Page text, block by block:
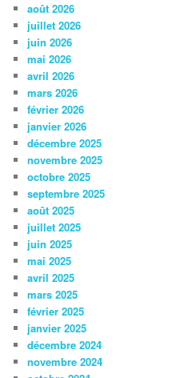
août 2026
juillet 2026
juin 2026
mai 2026
avril 2026
mars 2026
février 2026
janvier 2026
décembre 2025
novembre 2025
octobre 2025
septembre 2025
août 2025
juillet 2025
juin 2025
mai 2025
avril 2025
mars 2025
février 2025
janvier 2025
décembre 2024
novembre 2024